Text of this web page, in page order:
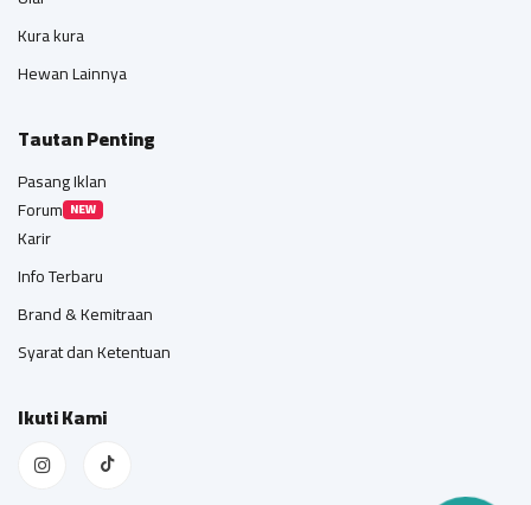
Kura kura
Hewan Lainnya
Tautan Penting
Pasang Iklan
Forum NEW
Karir
Info Terbaru
Brand & Kemitraan
Syarat dan Ketentuan
Ikuti Kami